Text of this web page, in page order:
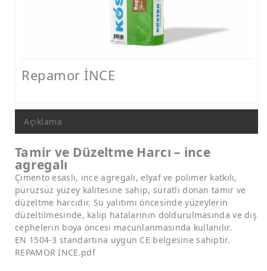
Nem ve Rutubet Yalıtımı Ürünleri
Mantolama ve Dış Cephe Isı Yalıtımı Sistemleri
Dış Cephe Su Yalıtımı Ürünleri
Tamir ve Aderans Harçları, Epoksi Harçlar ve Beton Katkıları
Zemin Kaplamaları (Epoksi, Poliüretan, Çimento Esaslı)
Mastikler, Dilatasyon ve Pah Bantları
Ankraj - Güçlendirme ve Enjeksiyon Sistemleri
Repamor İNCE
Açıklama
Tamir ve Düzeltme Harcı – ince
agregalı
Çimento esaslı, ince agregalı, elyaf ve polimer katkılı,
pürüzsüz yüzey kalitesine sahip, süratli donan tamir ve
düzeltme harcıdır. Su yalıtımı öncesinde yüzeylerin
düzeltilmesinde, kalıp hatalarının doldurulmasında ve dış
cephelerin boya öncesi macunlanmasında kullanılır.
EN 1504-3 standartına uygun CE belgesine sahiptir.
REPAMOR İNCE.pdf